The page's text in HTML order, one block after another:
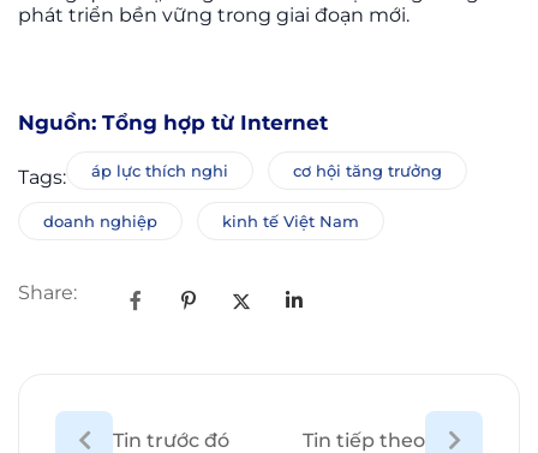
phát triển bền vững trong giai đoạn mới.
Tags: áp lực thích nghi cơ hội tăng trưởng
doanh nghiệp kinh tế Việt Nam
Share:
Tin trước đó Tin tiếp theo